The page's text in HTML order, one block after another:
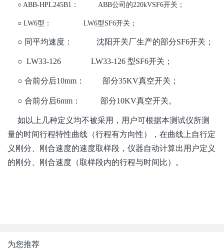
○ ABB-HPL245B1： ABB公司的220kVSF6开关；
○ LW6型： LW6型SF6开关；
○ 同平均速度： 沈阳开关厂生产的部分SF6开关；
○ LW33-126 LW33-126 型SF6开关；
○ 合前分后10mm： 部分35KV真空开关；
○ 合前分后6mm： 部分10KV真空开关。
如以上几种定义均不被采用，用户可根据本测试仪所测
量的时间行程特性曲线（行程有方向性），在曲线上自行定
义刚分、刚合速度的速度取样段，仪器自动计算出用户定义
的刚分、刚合速度（取样段内的行程与时间比）。
为您推荐